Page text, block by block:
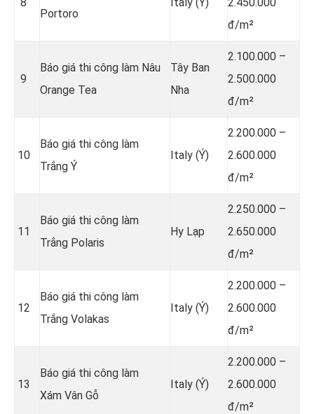
Portoro
đ/m²
9
Báo giá thi công làm Nâu
Orange Tea
Tây Ban
Nha
2.100.000 –
2.500.000
đ/m²
10
Báo giá thi công làm
Trắng Ý
Italy (Ý)
2.200.000 –
2.600.000
đ/m²
11
Báo giá thi công làm
Trắng Polaris
Hy Lạp
2.250.000 –
2.650.000
đ/m²
12
Báo giá thi công làm
Trắng Volakas
Italy (Ý)
2.200.000 –
2.600.000
đ/m²
13
Báo giá thi công làm
Xám Vân Gỗ
Italy (Ý)
2.200.000 –
2.600.000
đ/m²